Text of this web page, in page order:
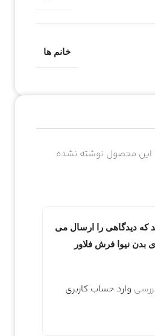
خانم ها
این محصول نوشته نشده
که دیدگاهی را ارسال می
بدن نیوا فرش فلاور
وارد حساب کاربری